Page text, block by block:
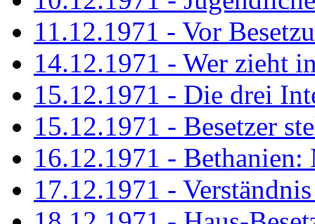
11.12.1971 - Vor
14.12.1971 - Wer zieht
15.12.1971 - Die drei
15.12.1971 - Besetzer
16.12.1971 - Bethanien:
17.12.1971 -